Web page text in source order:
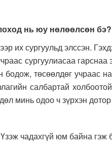
нь юу нөлөөлсөн бэ?
элссэн. Гэхдээ
сургуулиасаа
бодож, төсөөлдөг учраас
салбартай
минь одоо ч зүрхэн
чадахгүй юм байна гэж